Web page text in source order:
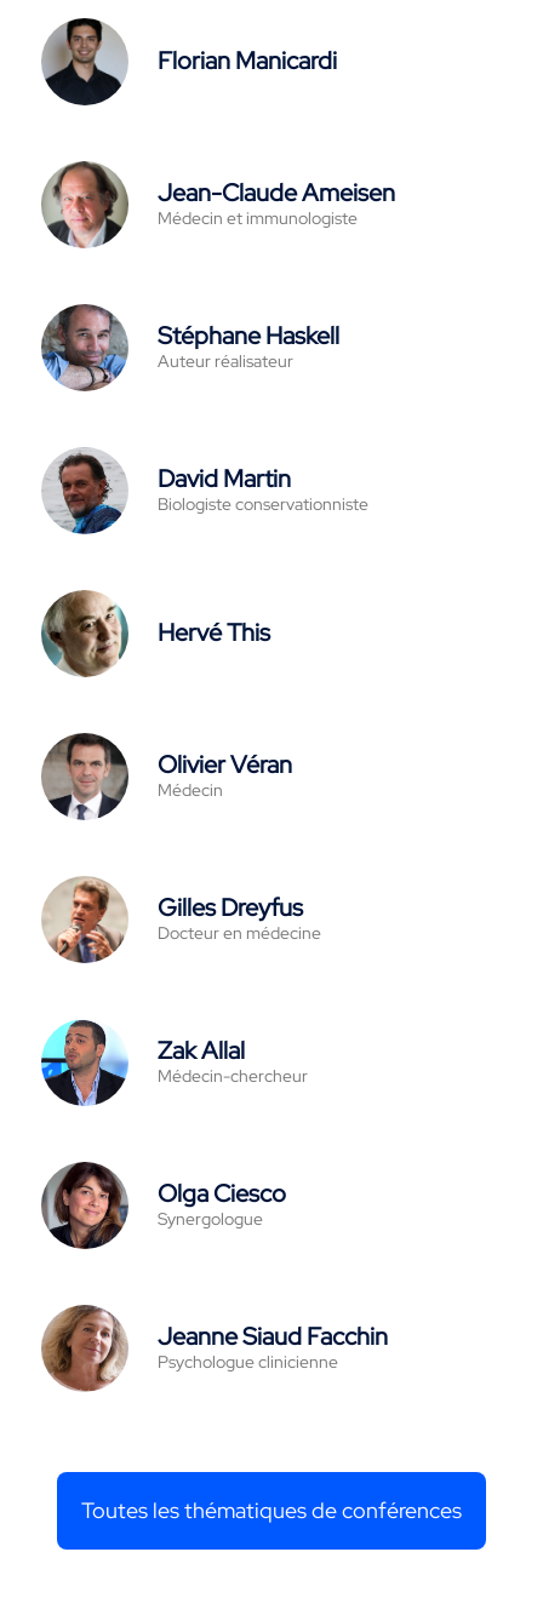
Florian Manicardi
Jean-Claude Ameisen
Médecin et immunologiste
Stéphane Haskell
Auteur réalisateur
David Martin
Biologiste conservationniste
Hervé This
Olivier Véran
Médecin
Gilles Dreyfus
Docteur en médecine
Zak Allal
Médecin-chercheur
Olga Ciesco
Synergologue
Jeanne Siaud Facchin
Psychologue clinicienne
Toutes les thématiques de conférences